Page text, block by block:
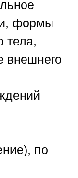
формы
тела,
внешнего
по